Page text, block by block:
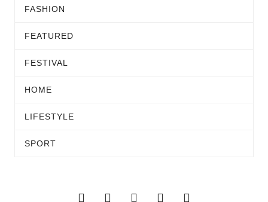
FASHION
FEATURED
FESTIVAL
HOME
LIFESTYLE
SPORT